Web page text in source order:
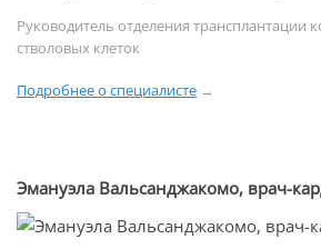
Руководитель отделения трансплантации
стволовых клеток
Подробнее о специалисте →
Эмануэла Вальсанджакомо, врач-